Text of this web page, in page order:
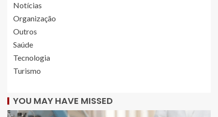
Notícias
Organização
Outros
Saúde
Tecnologia
Turismo
YOU MAY HAVE MISSED